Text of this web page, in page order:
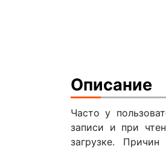
Описание
Часто у
записи и при
загрузке.